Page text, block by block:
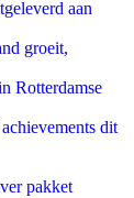
aan
groeit,
Rotterdamse
dit
pakket